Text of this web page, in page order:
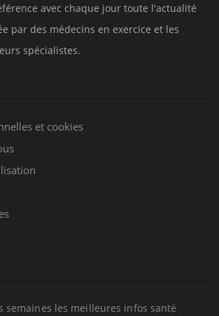
avec chaque jour toute l'actualité
par des médecins en exercice et les
spécialistes.
et cookies
semaines les meilleures infos santé